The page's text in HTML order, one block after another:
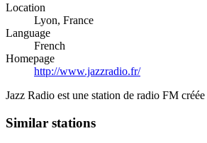
Location
Lyon, France
Language
French
Homepage
http://www.jazzradio.fr/
Jazz Radio est une station de radio FM
Similar stations